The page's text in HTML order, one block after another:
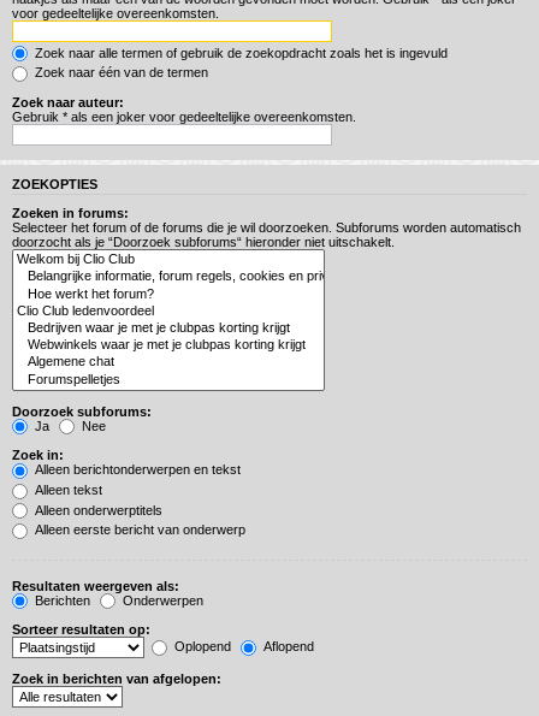
voor gedeeltelijke overeenkomsten.
Zoek naar alle termen of gebruik de zoekopdracht zoals het is ingevuld
Zoek naar één van de termen
Zoek naar auteur:
Gebruik * als een joker voor gedeeltelijke overeenkomsten.
ZOEKOPTIES
Zoeken in forums:
Selecteer het forum of de forums die je wil doorzoeken. Subforums worden automatisch
doorzocht als je “Doorzoek subforums“ hieronder niet uitschakelt.
Doorzoek subforums:
Ja
Nee
Zoek in:
Alleen berichtonderwerpen en tekst
Alleen tekst
Alleen onderwerptitels
Alleen eerste bericht van onderwerp
Resultaten weergeven als:
Berichten
Onderwerpen
Sorteer resultaten op:
Oplopend
Aflopend
Zoek in berichten van afgelopen: